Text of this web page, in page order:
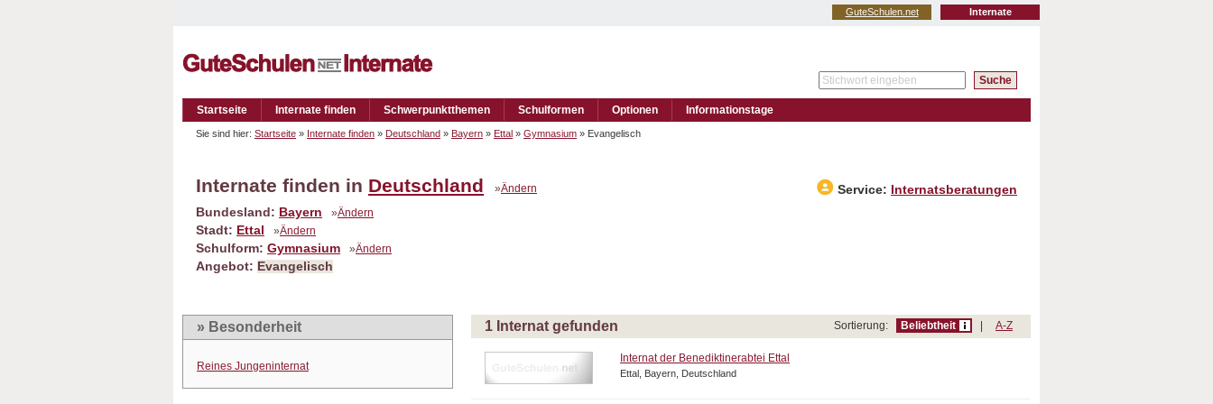
Internate
GuteSchulen.net
Startseite Internate finden Schwerpunktthemen Schulformen Optionen Informationstage
Sie sind hier: Startseite » Internate finden » Deutschland » Bayern » Ettal » Gymnasium » Evangelisch
Internate finden in Deutschland »Ändern Service:
Internatsberatungen
Bundesland: Bayern »Ändern
Stadt: Ettal »Ändern
Schulform: Gymnasium »Ändern
Angebot: Evangelisch
» Besonderheit
Reines Jungeninternat
1 Internat gefunden Sortierung: Beliebtheit A-Z
Internat der Benediktinerabtei Ettal
Ettal, Bayern, Deutschland